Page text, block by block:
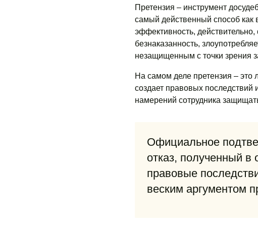
Претензия – инструмент
самый действенный способ как
эффективность, действительно,
безнаказанность,
незащищенным с точки зрения
На самом деле претензия –
создает правовых последствий
намерений сотрудника
Официальное
отказ, полученный в
правовые
веским аргументом